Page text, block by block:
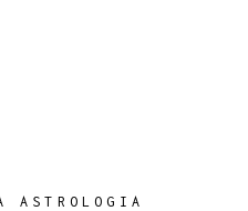
ASTROLOGIA